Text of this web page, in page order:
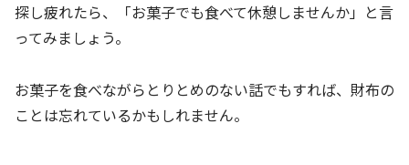
探し疲れたら、「お菓子でも食べて休憩しませんか」と言
ってみましょう。
お菓子を食べながらとりとめのない話でもすれば、財布の
ことは忘れているかもしれません。